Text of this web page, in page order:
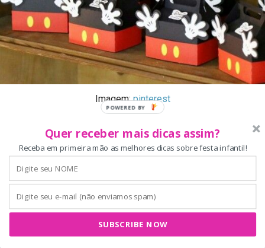
Imagem:pinterest
As lembrancinhas que estimulam os pequenos
são as nossas preferidas
Quer receber mais dicas assim?
Receba em primeira mão as melhores dicas sobre festa infantil!
SUBSCRIBE NOW